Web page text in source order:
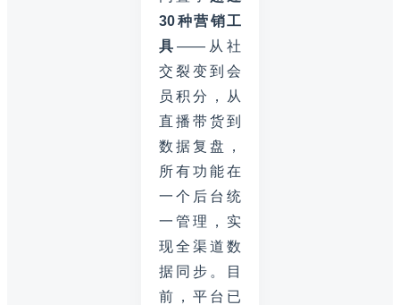
30种营销工
具 ——从社
交裂变到会
员积分，从
直播带货到
数据复盘，
所有功能在
一个后台统
一管理，实
现全渠道数
据同步。目
前，平台已